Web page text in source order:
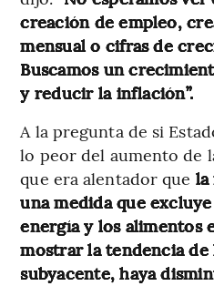
creación de empleo,
mensual o cifras de
Buscamos un
y reducir la inflación”.
A la pregunta de si
lo peor del aumento de
que era alentador que la
una medida que
energía y los alimentos
mostrar la tendencia
subyacente, haya